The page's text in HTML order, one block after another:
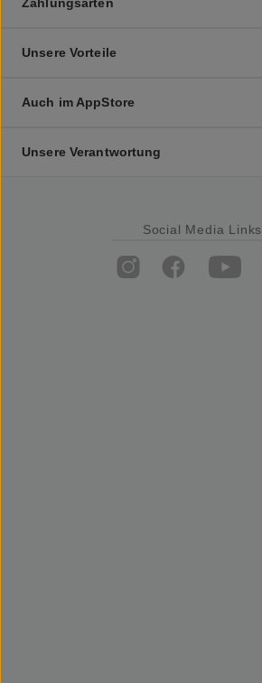
Unsere Vorteile
Auch im AppStore
Unsere Verantwortung
Social Media Links